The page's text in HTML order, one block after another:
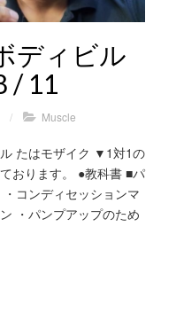
ディビル
/ 11
/ Muscle
たはモザイク ▼1対1の
おります。 ●教科書 ■パ
コンディセッションマ
・パンプアップのため